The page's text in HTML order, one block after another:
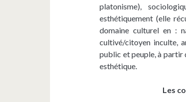
platonisme),
esthétiquement (elle
domaine culturel en :
cultivé/citoyen inculte,
public et peuple, à partir
esthétique.
Les